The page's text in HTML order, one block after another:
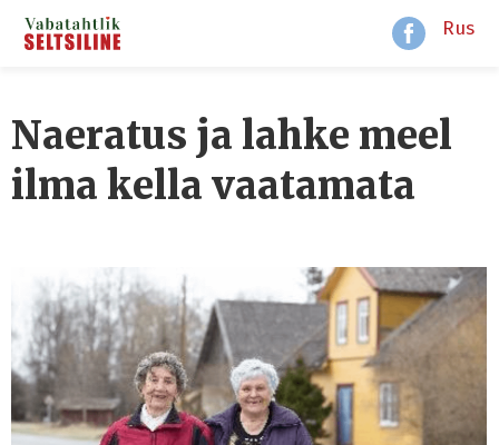
Rus
Naeratus ja lahke meel
ilma kella vaatamata